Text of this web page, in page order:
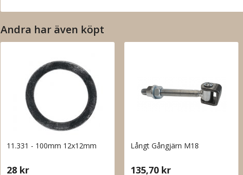
Andra har även köpt
11.331 - 100mm 12x12mm
28 kr
Långt Gångjärn M18
135,70 kr